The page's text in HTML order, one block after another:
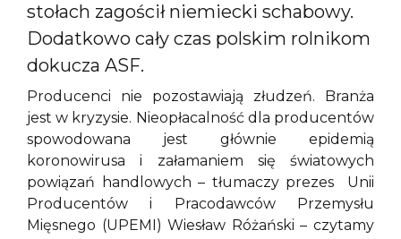
stołach zagościł niemiecki schabowy.
Dodatkowo cały czas polskim rolnikom
dokucza ASF.
Producenci nie pozostawiają złudzeń. Branża
jest w kryzysie. Nieopłacalność dla producentów
spowodowana jest głównie epidemią
koronowirusa i załamaniem się światowych
powiązań handlowych – tłumaczy prezes Unii
Producentów i Pracodawców Przemysłu
Mięsnego (UPEMI) Wiesław Różański – czytamy